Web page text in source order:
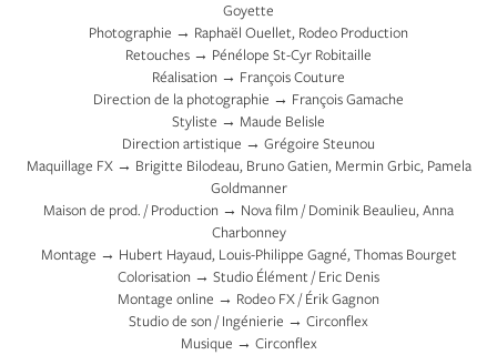
Goyette
Photographie → Raphaël Ouellet, Rodeo Production
Retouches → Pénélope St-Cyr Robitaille
Réalisation → François Couture
Direction de la photographie → François Gamache
Styliste → Maude Belisle
Direction artistique → Grégoire Steunou
Maquillage FX → Brigitte Bilodeau, Bruno Gatien, Mermin Grbic, Pamela
Goldmanner
Maison de prod. / Production → Nova film / Dominik Beaulieu, Anna
Charbonney
Montage → Hubert Hayaud, Louis-Philippe Gagné, Thomas Bourget
Colorisation → Studio Élément / Eric Denis
Montage online → Rodeo FX / Érik Gagnon
Studio de son / Ingénierie → Circonflex
Musique → Circonflex